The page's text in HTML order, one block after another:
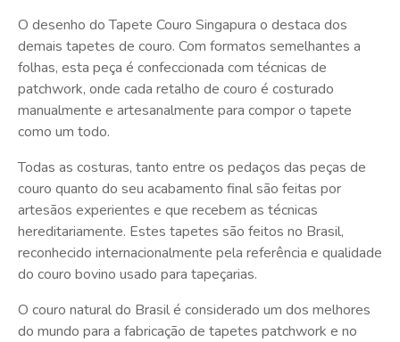
O desenho do Tapete Couro Singapura o destaca dos
demais tapetes de couro. Com formatos semelhantes a
folhas, esta peça é confeccionada com técnicas de
patchwork, onde cada retalho de couro é costurado
manualmente e artesanalmente para compor o tapete
como um todo.
Todas as costuras, tanto entre os pedaços das peças de
couro quanto do seu acabamento final são feitas por
artesãos experientes e que recebem as técnicas
hereditariamente. Estes tapetes são feitos no Brasil,
reconhecido internacionalmente pela referência e qualidade
do couro bovino usado para tapeçarias.
O couro natural do Brasil é considerado um dos melhores
do mundo para a fabricação de tapetes patchwork e no